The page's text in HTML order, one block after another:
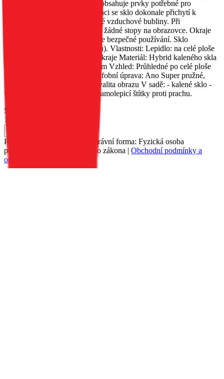
zabraňuje otiskům prstů. Sada obsahuje prvky potřebné pro
samostatnou instalaci. Po aplikaci se sklo dokonale přichytí k
obrazovce a nezanechává žádné vzduchové bubliny. Při
odstraňování sklo nezanechává žádné stopy na obrazovce. Okraje
skla jsou zaoblené, což zaručuje bezpečné používání. Sklo
nepokrývá okraje (bez rámečku). Vlastnosti: Lepidlo: na celé ploše
Krytí obrazovky: Nepokrývá okraje Materiál: Hybrid kaleného skla
a PET fólie Tloušťka: 0,265 mm Vzhled: Průhledné po celé ploše
(bez barevného rámečku) Oleofobní úprava: Ano Super pružné,
nepostřehnutelné, vynikající kvalita obrazu V sadě: - kalené sklo -
vlhký hadřík - suchý hadřík - samolepicí štítky proti prachu.
Skladem 2 ks
139 Kč
Petr Matyáš, IČ: 00705331, Právní forma: Fyzická osoba
podnikající dle živnostenského zákona | Obchodní podmínky a
ochrana osobních údajů